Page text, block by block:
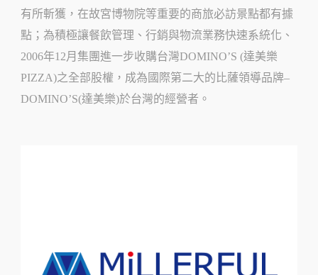
有所斬獲，在故宮博物院等重要的商旅必訪景點都有據
點；為積極讓餐飲管理、行銷與物流業務快速系統化、
2006年12月集團進一步收購台灣DOMINO’S (達美樂
PIZZA)之全部股權，成為國際第二大的比薩領導品牌–
DOMINO’S(達美樂)於台灣的經營者。